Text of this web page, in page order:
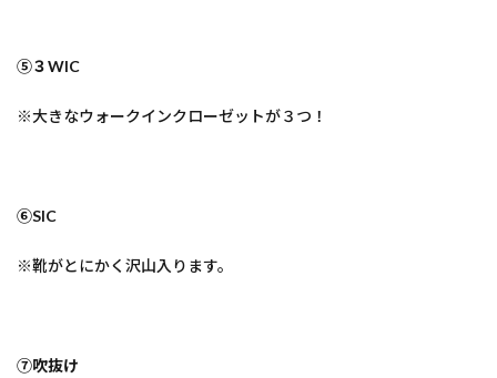
⑤３WIC
※大きなウォークインクローゼットが３つ！
⑥SIC
※靴がとにかく沢山入ります。
⑦吹抜け